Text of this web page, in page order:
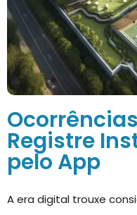
Registre
pelo App
A era digital trouxe